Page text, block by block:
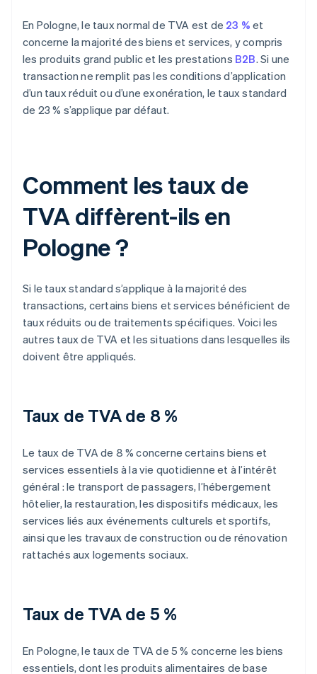
En Pologne, le taux normal de TVA est de 23 % et
concerne la majorité des biens et services, y compris
les produits grand public et les prestations B2B. Si une
transaction ne remplit pas les conditions d’application
d’un taux réduit ou d’une exonération, le taux standard
de 23 % s’applique par défaut.
Comment les taux de
TVA diffèrent-ils en
Pologne ?
Si le taux standard s’applique à la majorité des
transactions, certains biens et services bénéficient de
taux réduits ou de traitements spécifiques. Voici les
autres taux de TVA et les situations dans lesquelles ils
doivent être appliqués.
Taux de TVA de 8 %
Le taux de TVA de 8 % concerne certains biens et
services essentiels à la vie quotidienne et à l’intérêt
général : le transport de passagers, l’hébergement
hôtelier, la restauration, les dispositifs médicaux, les
services liés aux événements culturels et sportifs,
ainsi que les travaux de construction ou de rénovation
rattachés aux logements sociaux.
Taux de TVA de 5 %
En Pologne, le taux de TVA de 5 % concerne les biens
essentiels, dont les produits alimentaires de base